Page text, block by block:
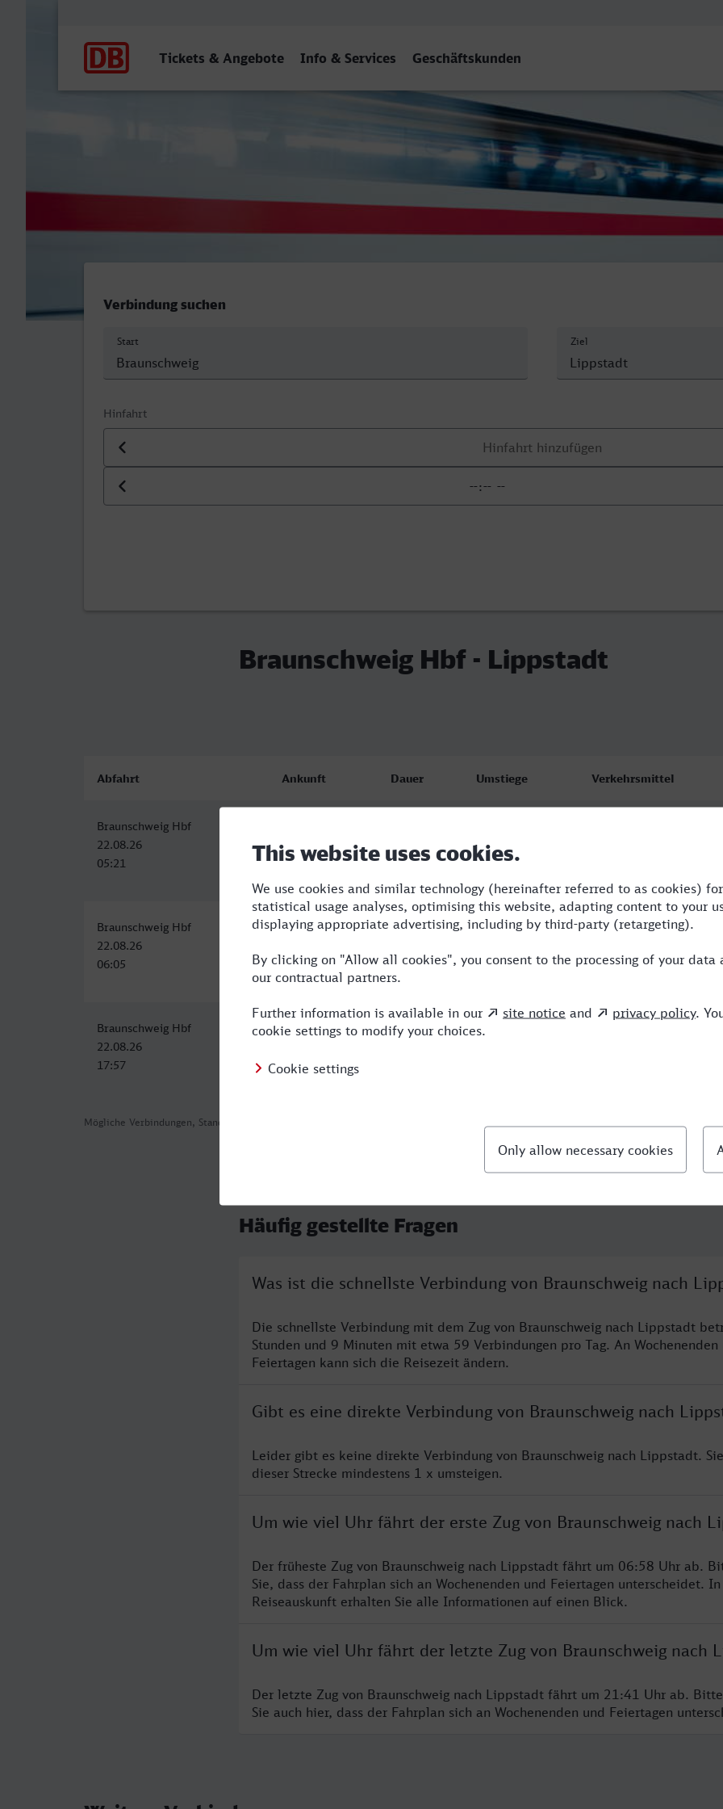
Tickets & Angebote Info & Services Geschäftskunden
Braunschweig Hbf - Lippstadt
Verbindung suchen
Start Ziel
Hinfahrt
Datum der Hinfahrt
Uhrzeit der Hinfahrt
Braunschweig Hbf - Lippstadt
Mögliche Verbindungen, Stand: 2026-08-08 05:46
Abfahrt Ankunft Dauer Umstiege Verkehrsmittel
Braunschweig Hbf
22.08.26
05:21
22.08.26
08:30
Braunschweig Hbf
22.08.26
06:05
Lippstadt
09:26
3:21 3 RB,NWB,NX
Braunschweig Hbf
22.08.26
17:57
Lippstadt
21:26
3:29 1
Häufig gestellte Fragen
Was ist die schnellste Verbindung von Braunschweig nach
Die schnellste Verbindung mit dem Zug von Braunschweig nach Lippstadt
Stunden und 9 Minuten mit etwa 59 Verbindungen pro Tag. An Wochenenden
Feiertagen kann sich die Reisezeit ändern.
Gibt es eine direkte Verbindung von Braunschweig nach
Leider gibt es keine direkte Verbindung von Braunschweig nach Lippstadt.
dieser Strecke mindestens 1 x umsteigen.
Um wie viel Uhr fährt der erste Zug von Braunschweig nach
Der früheste Zug von Braunschweig nach Lippstadt fährt um 06:58 Uhr ab.
Sie, dass der Fahrplan sich an Wochenenden und Feiertagen unterscheidet.
Reiseauskunft erhalten Sie alle Informationen auf einen Blick.
Um wie viel Uhr fährt der letzte Zug von Braunschweig nach
Der letzte Zug von Braunschweig nach Lippstadt fährt um 21:41 Uhr ab.
Sie auch hier, dass der Fahrplan sich an Wochenenden und Feiertagen